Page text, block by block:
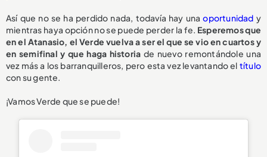
Así que no se ha perdido nada, todavía hay unaoportunidad y
mientras haya opción no se puede perder la fe. Esperemos que
en el Atanasio, el Verde vuelva a ser el que se vio en cuartos y
en semifinal y que haga historia de nuevo remontándole una
vez más a los barranquilleros, pero esta vez levantando el título
con su gente.
¡Vamos Verde que se puede!